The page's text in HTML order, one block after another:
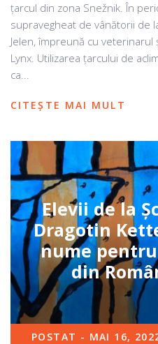
țarcul din zona Snežnik. În
supravegheat de vânătorii de
Jelen, împreună cu veterinarul
Lynx. Utilizarea țarcului de
ca...
CITEȘTE MAI MULT
Elevii de la
Dragotin
nume
din
POSTAT - MAI 16,